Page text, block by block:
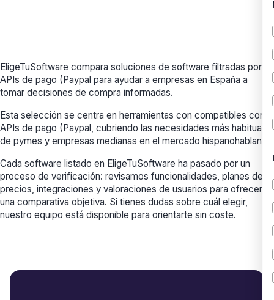
EligeTuSoftware compara soluciones de software filtradas por
APIs de pago (Paypal para ayudar a empresas en España a
tomar decisiones de compra informadas.
Esta selección se centra en herramientas con compatibles con
APIs de pago (Paypal, cubriendo las necesidades más habituales
de pymes y empresas medianas en el mercado hispanohablante.
Cada software listado en EligeTuSoftware ha pasado por un
proceso de verificación: revisamos funcionalidades, planes de
precios, integraciones y valoraciones de usuarios para ofrecerte
una comparativa objetiva. Si tienes dudas sobre cuál elegir,
nuestro equipo está disponible para orientarte sin coste.